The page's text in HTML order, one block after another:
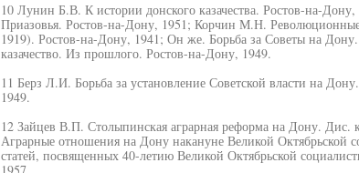
10 Лунин Б.В. К истории донского казачества. Ростов-на-
Приазовья. Ростов-на-Дону, 1951; Корчин М.Н. Революционные
1919). Ростов-на-Дону, 1941; Он же. Борьба за Советы на
казачество. Из прошлого. Ростов-на-Дону, 1949.
11 Берз Л.И. Борьба за установление Советской власти на
1949.
12 Зайцев В.П. Столыпинская аграрная реформа на Дону.
Аграрные отношения на Дону накануне Великой Октябрьской
статей, посвященных 40-летию Великой Октябрьской